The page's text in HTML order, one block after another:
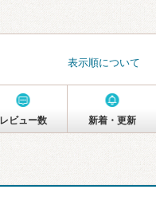
表示順について
レビュー数 新着・更新